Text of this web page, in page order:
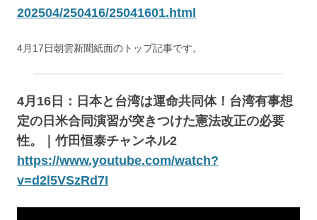
202504/250416/25041601.html
4月17日朝雲新聞紙面のトップ記事です。
4月16日：日本と台湾は運命共同体！台湾有事想
定の日米合同演習が突きつけた憲法改正の必要
性。｜竹田恒泰チャンネル2
https://www.youtube.com/watch?
v=d2l5VSzRd7I